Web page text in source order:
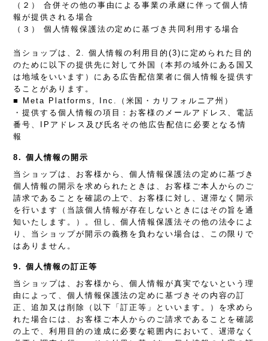
（２） 合併その他の事由による事業の承継に伴って個人情
報が提供される場合
（３） 個人情報保護法の定めに基づき共同利用する場合
当ショップは、2. 個人情報の利用目的(3)に定められた目的
のために以下の提供先に対して外国（本邦の域外にある国又
は地域をいいます）にある広告配信業者に個人情報を提供す
ることがあります。
■ Meta Platforms, Inc.（米国・カリフォルニア州）
・提供する個人情報の項目：お客様のメールアドレス、電話
番号、IPアドレス及び氏名その他広告配信に必要となる情
報
8. 個人情報の開示
当ショップは、お客様から、個人情報保護法の定めに基づき
個人情報の開示を求められたときは、お客様ご本人からのご
請求であることを確認の上で、お客様に対し、遅滞なく開示
を行います（当該個人情報が存在しないときにはその旨を通
知いたします。）。但し、個人情報保護法その他の法令によ
り、当ショップが開示の義務を負わない場合は、この限りで
はありません。
9. 個人情報の訂正等
当ショップは、お客様から、個人情報が真実でないという理
由によって、個人情報保護法の定めに基づきその内容の訂
正、追加又は削除（以下「訂正等」といいます。）を求めら
れた場合には、お客様ご本人からのご請求であることを確認
の上で、利用目的の達成に必要な範囲内において、遅滞なく